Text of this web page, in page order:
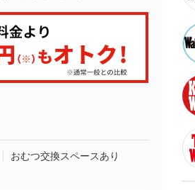
おむつ交換スペースあり